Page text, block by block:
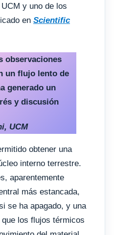
y uno de los
en Scientific
observaciones
un flujo lento de
generado un
y discusión
UCM
obtener una
interno terrestre.
aparentemente
más estancada,
se ha apagado, y una
los flujos térmicos